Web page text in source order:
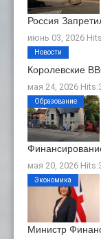
Россия
июнь 03, 2026
Королевские
мая 24, 2026
Новости
мая 20, 2026
Образование
Министр
Экономика